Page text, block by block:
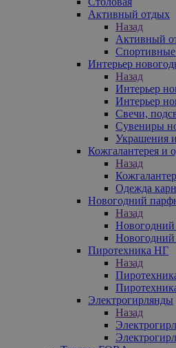
Активный отдых
Назад
Активный
Интерьер
Назад
Интерьер
Интерьер
Свечи,
Сувениры
Украшения
Кожгалантерея и
Назад
Одежда
Новогодний
Назад
Пиротехника НГ
Назад
Электрогирлянды
Назад